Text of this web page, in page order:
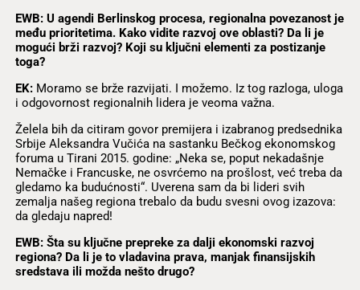
EWB: U agendi Berlinskog procesa, regionalna povezanost je
među prioritetima. Kako vidite razvoj ove oblasti? Da li je
mogući brži razvoj? Koji su ključni elementi za postizanje
toga?
EK:Moramo se brže razvijati. I možemo. Iz tog razloga, uloga
i odgovornost regionalnih lidera je veoma važna.
Želela bih da citiram govor premijera i izabranog predsednika
Srbije Aleksandra Vučića na sastanku Bečkog ekonomskog
foruma u Tirani 2015. godine: „Neka se, poput nekadašnje
Nemačke i Francuske, ne osvrćemo na prošlost, već treba da
gledamo ka budućnosti“. Uverena sam da bi lideri svih
zemalja našeg regiona trebalo da budu svesni ovog izazova:
da gledaju napred!
EWB: Šta su ključne prepreke za dalji ekonomski razvoj
regiona? Da li je to vladavina prava, manjak finansijskih
sredstava ili možda nešto drugo?